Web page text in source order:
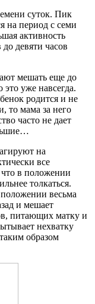
суток. Пик
на период с семи
активность
девяти часов
мешать еще до
уже навсегда.
родится и не
то мама за него
часто не дает
на
все
в положении
толкаться.
весьма
и мешает
питающих матку и
нехватку
образом